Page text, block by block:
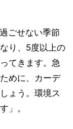
ごせない季節
り、5度以上の
てきます。急
めに、カーデ
ょう。環境ス
」。